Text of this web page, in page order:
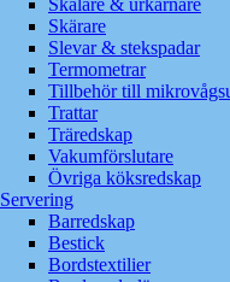
Skalare & urkärnare
Skärare
Slevar & stekspadar
Termometrar
Tillbehör till
Trattar
Träredskap
Vakumförslutare
Övriga köksredskap
Servering
Barredskap
Bestick
Bordstextilier